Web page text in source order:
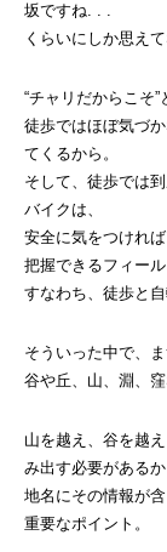
坂ですね. . .
くらいにしか思え
“チャリだからこそ”
徒歩ではほぼ気づ
てくるから。
そして、徒歩では
バイクは、
安全に気をつけれ
把握できるフィー
すなわち、徒歩と
そういった中で、
谷や丘、山、淵、
山を越え、谷を越
み出す必要があるか
地名にその情報が
重要なポイント。